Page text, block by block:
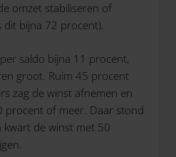
omzet stabiliseren of
bijna 72 procent).
saldo bijna 11 procent,
groot. Ruim 45 procent
zag de winst afnemen en
procent of meer. Daar stond
de winst met 50